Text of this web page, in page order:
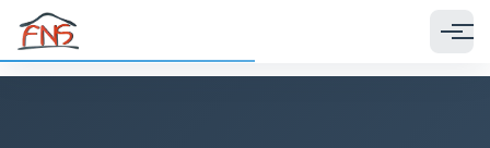
Ana içeriğe geç